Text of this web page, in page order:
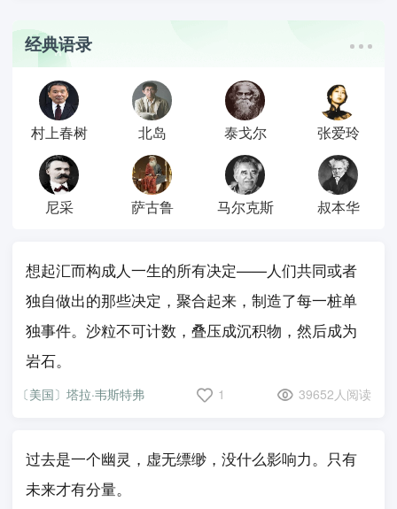
经典语录
村上春树 北岛 泰戈尔 张爱玲
尼采 萨古鲁 马尔克斯 叔本华
想起汇而构成人一生的所有决定——人们共同或者
独自做出的那些决定，聚合起来，制造了每一桩单
独事件。沙粒不可计数，叠压成沉积物，然后成为
岩石。
〔美国〕塔拉·韦斯特弗 1 39652人阅读
过去是一个幽灵，虚无缥缈，没什么影响力。只有
未来才有分量。